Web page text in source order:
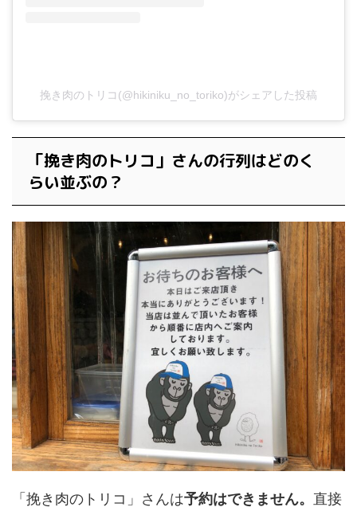
挽き肉のトリコ(@hikiniku_no_toriko)がシェアした投稿
「挽き肉のトリコ」さんの行列はどのく
らい並ぶの？
「挽き肉のトリコ」さんは予約はできません。 直接